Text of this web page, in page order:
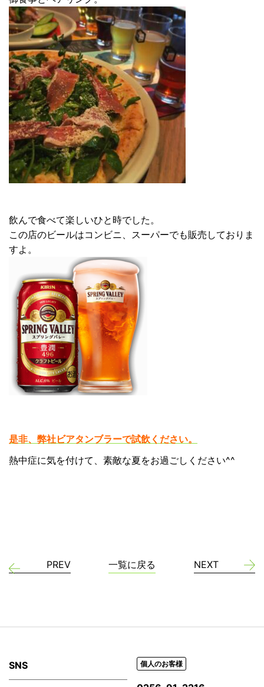
飲んで食べて楽しいひと時でした。
この店のビールはコンビニ、スーパーでも販売しておりま
すよ。
是非、弊社ビアタンブラーで試飲ください。
熱中症に気を付けて、素敵な夏をお過ごしください^^
PREV 一覧に戻る NEXT
SNS 個人のお客様